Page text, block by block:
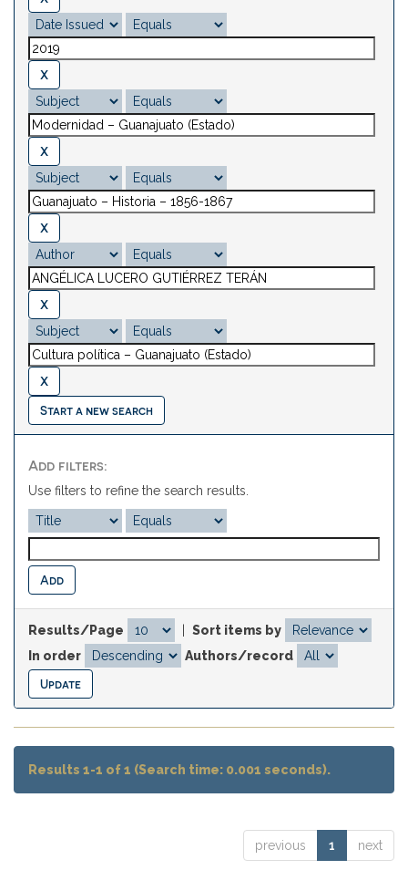
Start a new search
Add filters:
Use filters to refine the search results.
Results/Page
Sort items by
In order
Authors/record
Results 1-1 of 1 (Search time: 0.001 seconds).
previous 1 next